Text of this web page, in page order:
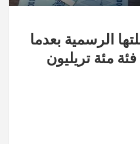
الرسمية بعدما
مئة تريليون